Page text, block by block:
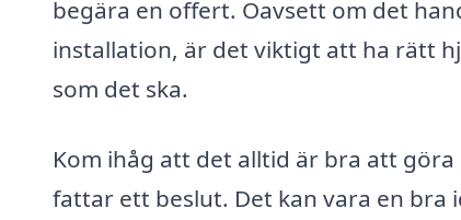
begära en offert. Oavsett om det
installation, är det viktigt att ha rätt
som det ska.
Kom ihåg att det alltid är bra att
fattar ett beslut. Det kan vara en bra